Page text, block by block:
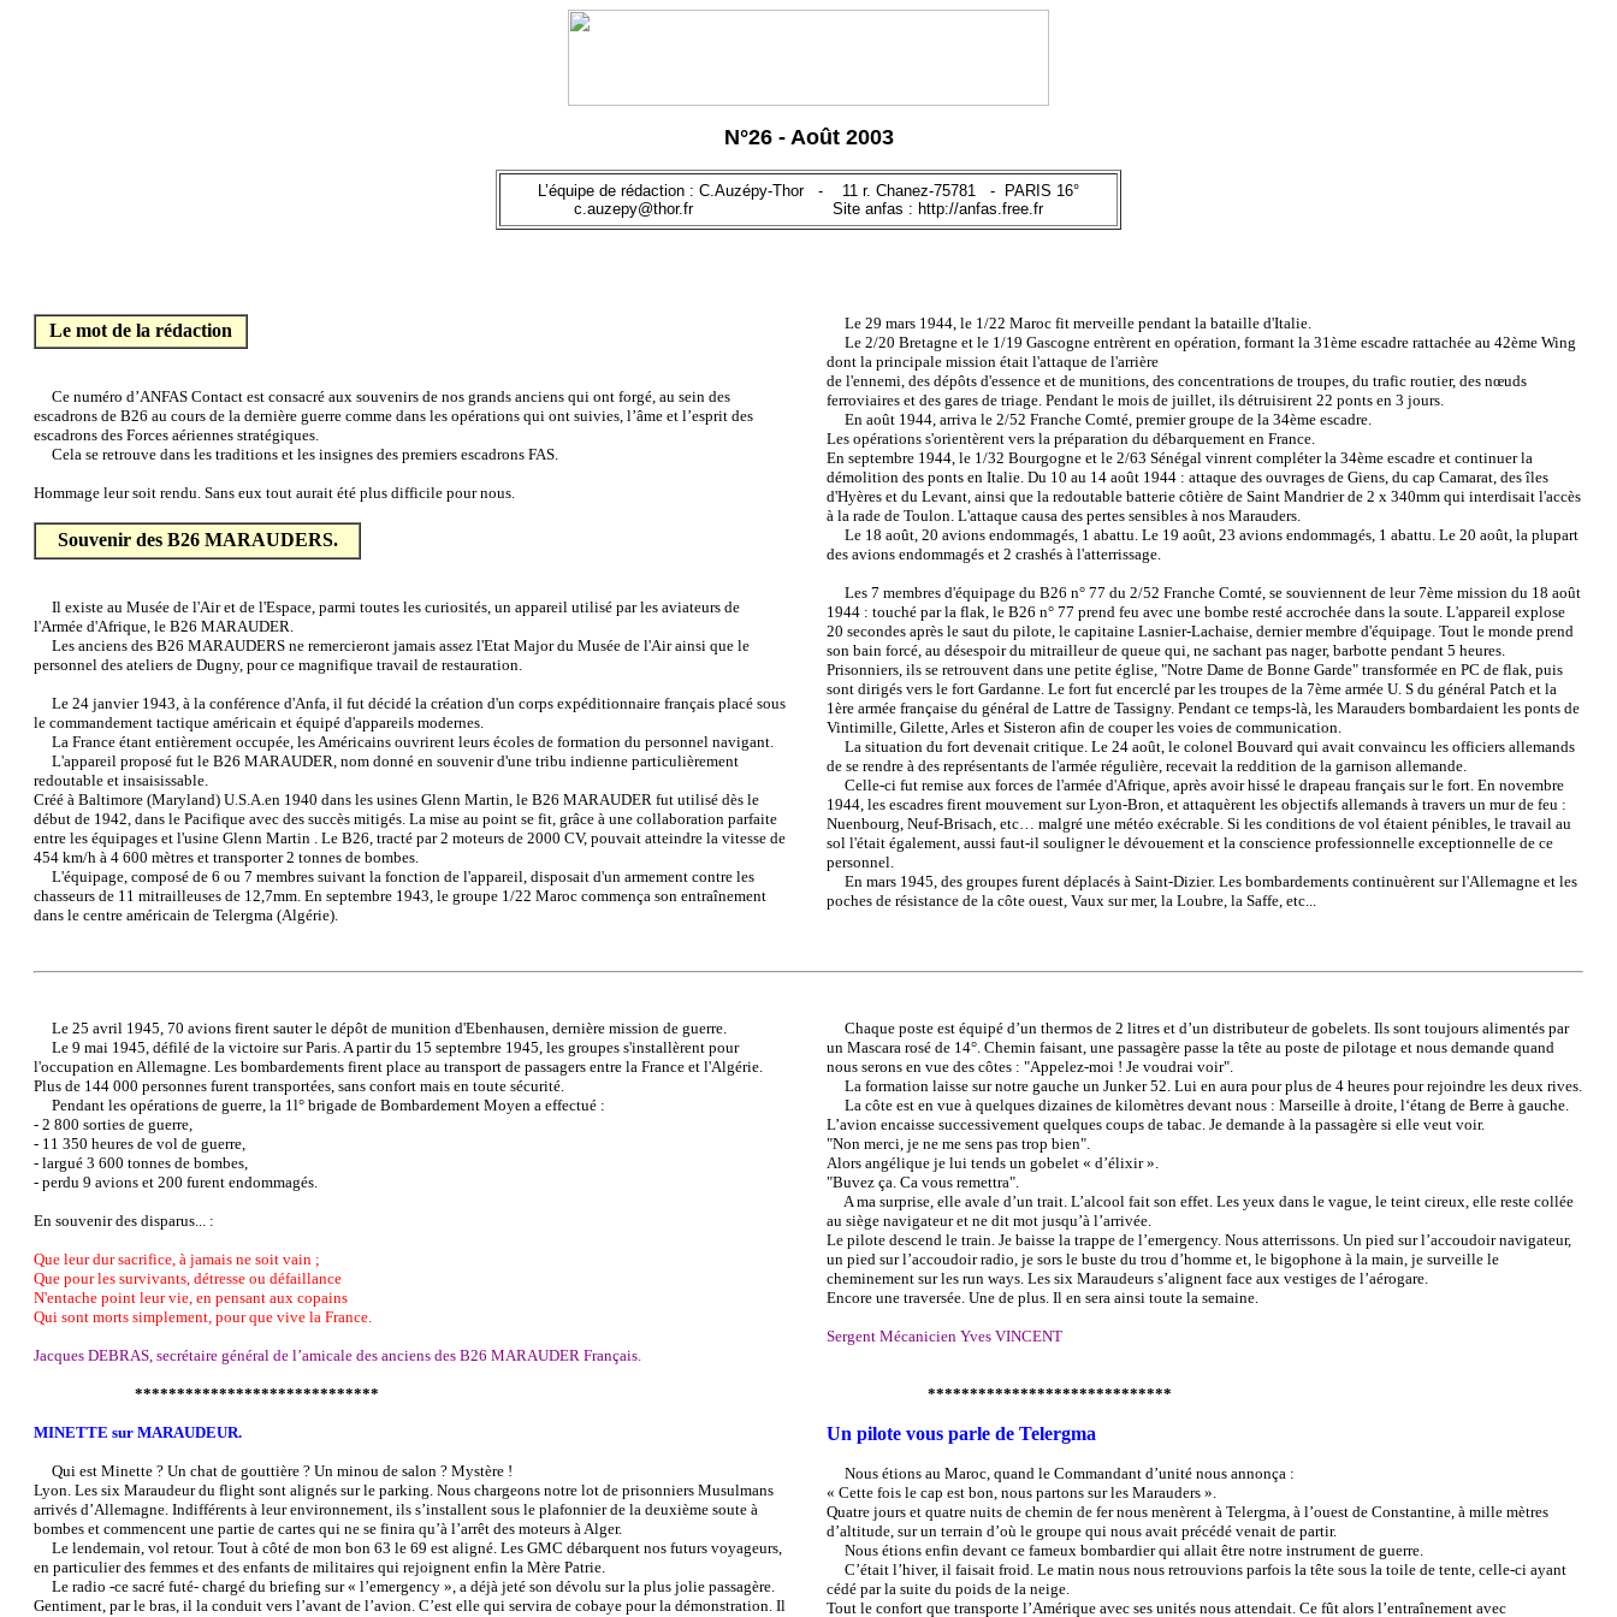
N°26 - Août 2003
L’équipe de rédaction : C.Auzépy-Thor - 11 r. Chanez-75781 - PARIS 16°
c.auzepy@thor.fr Site anfas : http://anfas.free.fr
Le mot de la rédaction
Ce numéro d’ANFAS Contact est consacré aux souvenirs de nos grands anciens qui ont forgé, au sein des
escadrons de B26 au cours de la dernière guerre comme dans les opérations qui ont suivies, l’âme et l’esprit des
escadrons des Forces aériennes stratégiques.
Cela se retrouve dans les traditions et les insignes des premiers escadrons FAS.
Hommage leur soit rendu. Sans eux tout aurait été plus difficile pour nous.
Souvenir des B26 MARAUDERS.
Il existe au Musée de l'Air et de l'Espace, parmi toutes les curiosités, un appareil utilisé par les aviateurs de
l'Armée d'Afrique, le B26 MARAUDER.
Les anciens des B26 MARAUDERS ne remercieront jamais assez l'Etat Major du Musée de l'Air ainsi que le
personnel des ateliers de Dugny, pour ce magnifique travail de restauration.
Le 24 janvier 1943, à la conférence d'Anfa, il fut décidé la création d'un corps expéditionnaire français placé sous
le commandement tactique américain et équipé d'appareils modernes.
La France étant entièrement occupée, les Américains ouvrirent leurs écoles de formation du personnel navigant.
L'appareil proposé fut le B26 MARAUDER, nom donné en souvenir d'une tribu indienne particulièrement
redoutable et insaisissable.
Créé à Baltimore (Maryland) U.S.A.en 1940 dans les usines Glenn Martin, le B26 MARAUDER fut utilisé dès le
début de 1942, dans le Pacifique avec des succès mitigés. La mise au point se fit, grâce à une collaboration parfaite
entre les équipages et l'usine Glenn Martin . Le B26, tracté par 2 moteurs de 2000 CV, pouvait atteindre la vitesse de
454 km/h à 4 600 mètres et transporter 2 tonnes de bombes.
L'équipage, composé de 6 ou 7 membres suivant la fonction de l'appareil, disposait d'un armement contre les
chasseurs de 11 mitrailleuses de 12,7mm. En septembre 1943, le groupe 1/22 Maroc commença son entraînement
dans le centre américain de Telergma (Algérie).
Le 29 mars 1944, le 1/22 Maroc fit merveille pendant la bataille d'Italie.
Le 2/20 Bretagne et le 1/19 Gascogne entrèrent en opération, formant la 31ème escadre rattachée au 42ème Wing
dont la principale mission était l'attaque de l'arrière
de l'ennemi, des dépôts d'essence et de munitions, des concentrations de troupes, du trafic routier, des nœuds
ferroviaires et des gares de triage. Pendant le mois de juillet, ils détruisirent 22 ponts en 3 jours.
En août 1944, arriva le 2/52 Franche Comté, premier groupe de la 34ème escadre.
Les opérations s'orientèrent vers la préparation du débarquement en France.
En septembre 1944, le 1/32 Bourgogne et le 2/63 Sénégal vinrent compléter la 34ème escadre et continuer la
démolition des ponts en Italie. Du 10 au 14 août 1944 : attaque des ouvrages de Giens, du cap Camarat, des îles
d'Hyères et du Levant, ainsi que la redoutable batterie côtière de Saint Mandrier de 2 x 340mm qui interdisait l'accès
à la rade de Toulon. L'attaque causa des pertes sensibles à nos Marauders.
Le 18 août, 20 avions endommagés, 1 abattu. Le 19 août, 23 avions endommagés, 1 abattu. Le 20 août, la plupart
des avions endommagés et 2 crashés à l'atterrissage.
Les 7 membres d'équipage du B26 n° 77 du 2/52 Franche Comté, se souviennent de leur 7ème mission du 18 août
1944 : touché par la flak, le B26 n° 77 prend feu avec une bombe resté accrochée dans la soute. L'appareil explose
20 secondes après le saut du pilote, le capitaine Lasnier-Lachaise, dernier membre d'équipage. Tout le monde prend
son bain forcé, au désespoir du mitrailleur de queue qui, ne sachant pas nager, barbotte pendant 5 heures.
Prisonniers, ils se retrouvent dans une petite église, "Notre Dame de Bonne Garde" transformée en PC de flak, puis
sont dirigés vers le fort Gardanne. Le fort fut encerclé par les troupes de la 7ème armée U. S du général Patch et la
1ère armée française du général de Lattre de Tassigny. Pendant ce temps-là, les Marauders bombardaient les ponts de
Vintimille, Gilette, Arles et Sisteron afin de couper les voies de communication.
La situation du fort devenait critique. Le 24 août, le colonel Bouvard qui avait convaincu les officiers allemands
de se rendre à des représentants de l'armée régulière, recevait la reddition de la garnison allemande.
Celle-ci fut remise aux forces de l'armée d'Afrique, après avoir hissé le drapeau français sur le fort. En novembre
1944, les escadres firent mouvement sur Lyon-Bron, et attaquèrent les objectifs allemands à travers un mur de feu :
Nuenbourg, Neuf-Brisach, etc… malgré une météo exécrable. Si les conditions de vol étaient pénibles, le travail au
sol l'était également, aussi faut-il souligner le dévouement et la conscience professionnelle exceptionnelle de ce
personnel.
En mars 1945, des groupes furent déplacés à Saint-Dizier. Les bombardements continuèrent sur l'Allemagne et les
poches de résistance de la côte ouest, Vaux sur mer, la Loubre, la Saffe, etc...
Le 25 avril 1945, 70 avions firent sauter le dépôt de munition d'Ebenhausen, dernière mission de guerre.
Le 9 mai 1945, défilé de la victoire sur Paris. A partir du 15 septembre 1945, les groupes s'installèrent pour
l'occupation en Allemagne. Les bombardements firent place au transport de passagers entre la France et l'Algérie.
Plus de 144 000 personnes furent transportées, sans confort mais en toute sécurité.
Pendant les opérations de guerre, la 1l° brigade de Bombardement Moyen a effectué :
- 2 800 sorties de guerre,
- 11 350 heures de vol de guerre,
- largué 3 600 tonnes de bombes,
- perdu 9 avions et 200 furent endommagés.
En souvenir des disparus... :
Que leur dur sacrifice, à jamais ne soit vain ;
Que pour les survivants, détresse ou défaillance
N'entache point leur vie, en pensant aux copains
Qui sont morts simplement, pour que vive la France.
Jacques DEBRAS, secrétaire général de l’amicale des anciens des B26 MARAUDER Français.
*****************************
MINETTE sur MARAUDEUR.
Qui est Minette ? Un chat de gouttière ? Un minou de salon ? Mystère !
Lyon. Les six Maraudeur du flight sont alignés sur le parking. Nous chargeons notre lot de prisonniers Musulmans
arrivés d’Allemagne. Indifférents à leur environnement, ils s’installent sous le plafonnier de la deuxième soute à
bombes et commencent une partie de cartes qui ne se finira qu’à l’arrêt des moteurs à Alger.
Le lendemain, vol retour. Tout à côté de mon bon 63 le 69 est aligné. Les GMC débarquent nos futurs voyageurs,
en particulier des femmes et des enfants de militaires qui rejoignent enfin la Mère Patrie.
Le radio -ce sacré futé- chargé du briefing sur « l’emergency », a déjà jeté son dévolu sur la plus jolie passagère.
Gentiment, par le bras, il la conduit vers l’avant de l’avion. C’est elle qui servira de cobaye pour la démonstration. Il
Chaque poste est équipé d’un thermos de 2 litres et d’un distributeur de gobelets. Ils sont toujours alimentés par
un Mascara rosé de 14°. Chemin faisant, une passagère passe la tête au poste de pilotage et nous demande quand
nous serons en vue des côtes : "Appelez-moi ! Je voudrai voir".
La formation laisse sur notre gauche un Junker 52. Lui en aura pour plus de 4 heures pour rejoindre les deux rives.
La côte est en vue à quelques dizaines de kilomètres devant nous : Marseille à droite, l‘étang de Berre à gauche.
L’avion encaisse successivement quelques coups de tabac. Je demande à la passagère si elle veut voir.
"Non merci, je ne me sens pas trop bien".
Alors angélique je lui tends un gobelet « d’élixir ».
"Buvez ça. Ca vous remettra".
A ma surprise, elle avale d’un trait. L’alcool fait son effet. Les yeux dans le vague, le teint cireux, elle reste collée
au siège navigateur et ne dit mot jusqu’à l’arrivée.
Le pilote descend le train. Je baisse la trappe de l’emergency. Nous atterrissons. Un pied sur l’accoudoir navigateur,
un pied sur l’accoudoir radio, je sors le buste du trou d’homme et, le bigophone à la main, je surveille le
cheminement sur les run ways. Les six Maraudeurs s’alignent face aux vestiges de l’aérogare.
Encore une traversée. Une de plus. Il en sera ainsi toute la semaine.
Sergent Mécanicien Yves VINCENT
*****************************
Un pilote vous parle de Telergma
Nous étions au Maroc, quand le Commandant d’unité nous annonça :
« Cette fois le cap est bon, nous partons sur les Marauders ».
Quatre jours et quatre nuits de chemin de fer nous menèrent à Telergma, à l’ouest de Constantine, à mille mètres
d’altitude, sur un terrain d’où le groupe qui nous avait précédé venait de partir.
Nous étions enfin devant ce fameux bombardier qui allait être notre instrument de guerre.
C’était l’hiver, il faisait froid. Le matin nous nous retrouvions parfois la tête sous la toile de tente, celle-ci ayant
cédé par la suite du poids de la neige.
Tout le confort que transporte l’Amérique avec ses unités nous attendait. Ce fût alors l’entraînement avec